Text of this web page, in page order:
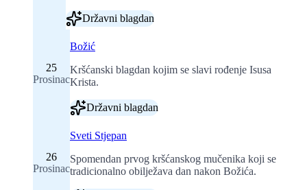
Državni blagdan
25
Prosinac
Božić
Kršćanski blagdan kojim se slavi rođenje Isusa
Krista.
Državni blagdan
26
Prosinac
Sveti Stjepan
Spomendan prvog kršćanskog mučenika koji se
tradicionalno obilježava dan nakon Božića.